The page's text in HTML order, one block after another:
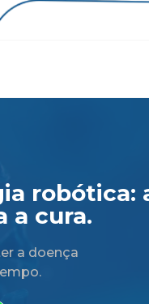
robótica:
a cura.
a doença